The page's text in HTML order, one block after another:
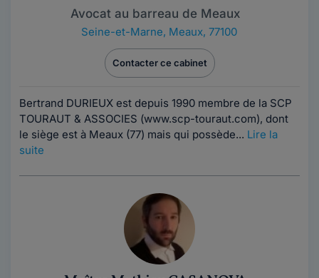
Avocat au barreau de Meaux
Seine-et-Marne, Meaux, 77100
Contacter ce cabinet
Bertrand DURIEUX est depuis 1990 membre de la SCP
TOURAUT & ASSOCIES (www.scp-touraut.com), dont
le siège est à Meaux (77) mais qui possède... Lire la
suite